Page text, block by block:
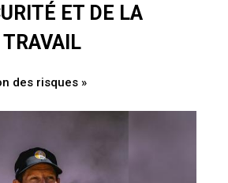
ET DE LA
des risques »